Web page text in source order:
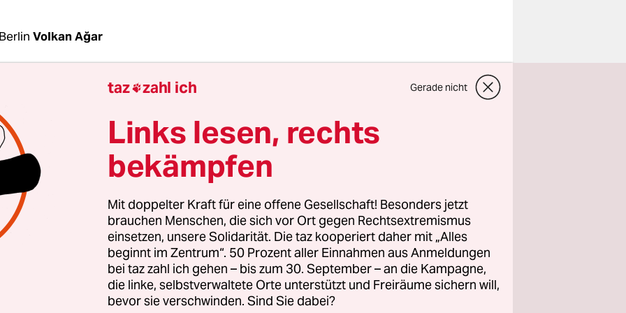
Volkan Ağar
wurde auf einer Bahnfahrt nach eigenen Angaben mit
angegriffen.
Autorin am Montag zunächst auf ihrer Facebook-Seite.
sich Freitagnachmittag ereignet, nachdem sie in
um für einen Vortrag nach Freiburg zu reisen. Ein
„mit einem Metallstock, den er dazu in beide Hände
schnell und mit voller Wucht von hinten auf den Kopf
schreibt Ditfurth auf Facebook. Der Täter sei „jung“, „etwa
hellhäutig“ gewesen und habe Deutsch gesprochen.
mit der taz sagt Ditfurth, sie sei zuvor an dem Mann
taz zahl ich Gerade nicht
Links lesen, rechts
bekämpfen
Mit doppelter Kraft für eine offene Gesellschaft! Besonders jetzt
brauchen Menschen, die sich vor Ort gegen Rechtsextremismus
einsetzen, unsere Solidarität. Die taz kooperiert daher mit „Alles
beginnt im Zentrum“. 50 Prozent aller Einnahmen aus Anmeldungen
bei taz zahl ich gehen – bis zum 30. September – an die Kampagne,
die linke, selbstverwaltete Orte unterstützt und Freiräume sichern will,
bevor sie verschwinden. Sind Sie dabei?